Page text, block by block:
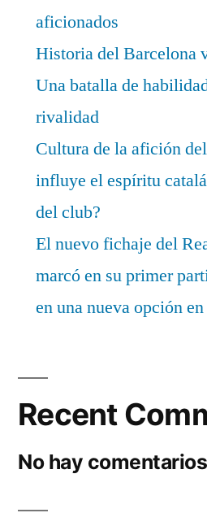
aficionados
Historia del Barcelona
Una batalla de
rivalidad
Cultura de la afición
influye el espíritu
del club?
El nuevo fichaje del
marcó en su primer
en una nueva opción
Recent
No hay